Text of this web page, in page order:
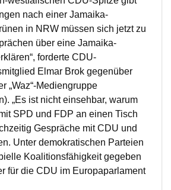
nach einer Jamaika-
in NRW müssen sich jetzt zu
über eine Jamaika-
forderte CDU-
Elmar Brok gegenüber
„Waz“-Mediengruppe
„Es ist nicht einsehbar, warum
SPD und FDP an einen Tisch
Gespräche mit CDU und
Unter demokratischen Parteien
Koalitionsfähigkeit gegeben
für die CDU im Europaparlament